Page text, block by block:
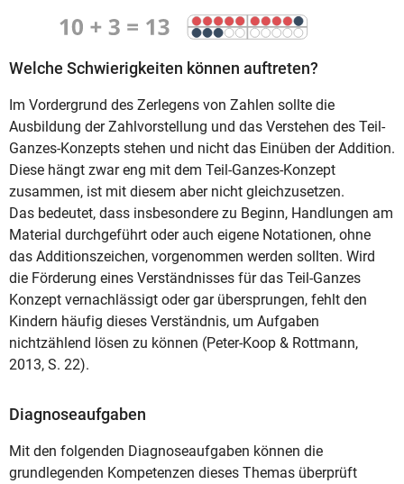
Welche Schwierigkeiten können auftreten?
Im Vordergrund des Zerlegens von Zahlen sollte die
Ausbildung der Zahlvorstellung und das Verstehen des Teil-
Ganzes-Konzepts stehen und nicht das Einüben der Addition.
Diese hängt zwar eng mit dem Teil-Ganzes-Konzept
zusammen, ist mit diesem aber nicht gleichzusetzen.
Das bedeutet, dass insbesondere zu Beginn, Handlungen am
Material durchgeführt oder auch eigene Notationen, ohne
das Additionszeichen, vorgenommen werden sollten. Wird
die Förderung eines Verständnisses für das Teil-Ganzes
Konzept vernachlässigt oder gar übersprungen, fehlt den
Kindern häufig dieses Verständnis, um Aufgaben
nichtzählend lösen zu können (Peter-Koop & Rottmann,
2013, S. 22).
Diagnoseaufgaben
Mit den folgenden Diagnoseaufgaben können die
grundlegenden Kompetenzen dieses Themas überprüft